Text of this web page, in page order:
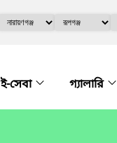
ই-সেবা গ্যালারি